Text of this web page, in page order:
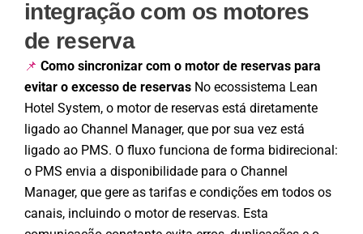
integração com os motores
de reserva
📌 Como sincronizar com o motor de reservas para
evitar o excesso de reservas No ecossistema Lean
Hotel System, o motor de reservas está diretamente
ligado ao Channel Manager, que por sua vez está
ligado ao PMS. O fluxo funciona de forma bidirecional:
o PMS envia a disponibilidade para o Channel
Manager, que gere as tarifas e condições em todos os
canais, incluindo o motor de reservas. Esta